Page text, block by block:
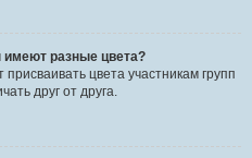
имеют разные цвета?
цвета участникам групп
друг от друга.